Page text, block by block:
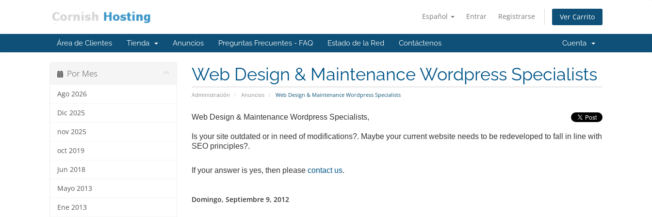
Español Entrar Registrarse Ver Carrito
Área de Clientes Tienda Anuncios Preguntas Frecuentes - FAQ Estado de la Red Contáctenos Cuenta
Web Design & Maintenance Wordpress Specialists
Administración Anuncios Web Design & Maintenance Wordpress Specialists
Por Mes
Ago 2026
Dic 2025
nov 2025
oct 2019
Jun 2018
Mayo 2013
Ene 2013
Web Design & Maintenance Wordpress Specialists,
Is your site outdated or in need of modifications?. Maybe your current website needs to be redeveloped to fall in line with
SEO principles?.
If your answer is yes, then please contact us.
Domingo, Septiembre 9, 2012